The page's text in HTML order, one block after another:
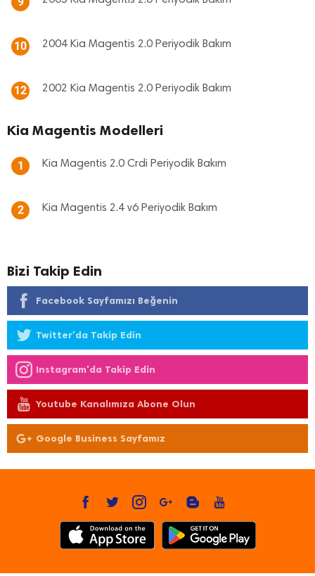
10 2004 Kia Magentis 2.0 Periyodik Bakım
12 2002 Kia Magentis 2.0 Periyodik Bakım
Kia Magentis Modelleri
1 Kia Magentis 2.0 Crdi Periyodik Bakım
2 Kia Magentis 2.4 v6 Periyodik Bakım
Bizi Takip Edin
Facebook Sayfamızı Beğenin
Twitter'da Takip Edin
Instagram'da Takip Edin
Youtube Kanalımıza Abone Olun
Google Business Sayfamız